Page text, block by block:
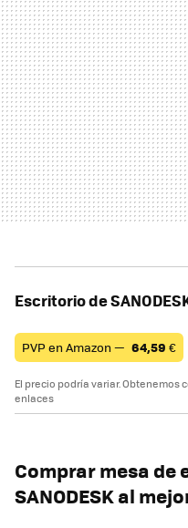
Escritorio de
PVP en Amazon — 64,59 €
El precio podría variar. Obtenemos
enlaces
Comprar mesa de
SANODESK al